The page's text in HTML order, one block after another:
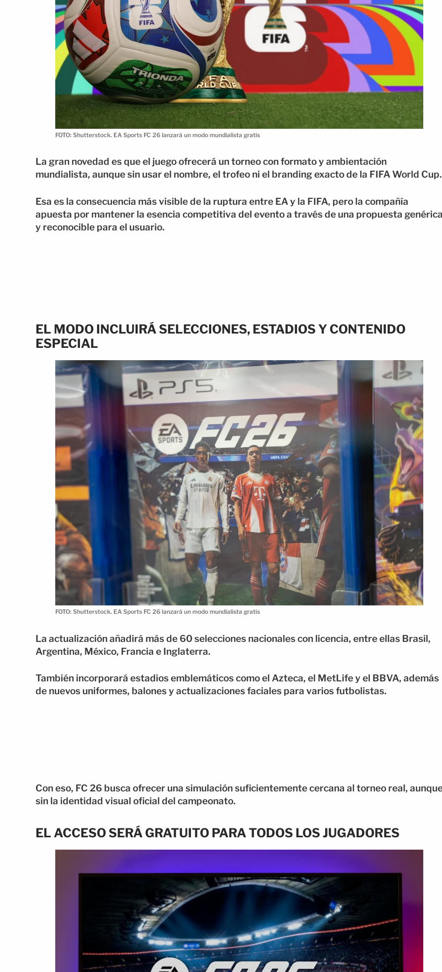
FOTO: Shutterstock. EA Sports FC 26 lanzará un modo mundialista gratis
La gran novedad es que el juego ofrecerá un torneo con formato y ambientación
mundialista, aunque sin usar el nombre, el trofeo ni el branding exacto de la FIFA World Cup.
Esa es la consecuencia más visible de la ruptura entre EA y la FIFA, pero la compañía
apuesta por mantener la esencia competitiva del evento a través de una propuesta
y reconocible para el usuario.
EL MODO INCLUIRÁ SELECCIONES, ESTADIOS Y CONTENIDO
ESPECIAL
FOTO: Shutterstock. EA Sports FC 26 lanzará un modo mundialista gratis
La actualización añadirá más de 60 selecciones nacionales con licencia, entre ellas Brasil,
Argentina, México, Francia e Inglaterra.
También incorporará estadios emblemáticos como el Azteca, el MetLife y el BBVA, además
de nuevos uniformes, balones y actualizaciones faciales para varios futbolistas.
Con eso, FC 26 busca ofrecer una simulación suficientemente cercana al torneo real,
sin la identidad visual oficial del campeonato.
EL ACCESO SERÁ GRATUITO PARA TODOS LOS JUGADORES